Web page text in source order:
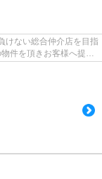
けない総合仲介店を目指
件を頂きお客様へ提供